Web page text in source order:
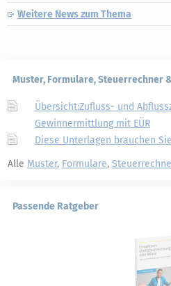
Weitere News zum Thema
Muster, Formulare, Steuerrechner
Übersicht:Zufluss- und
Gewinnermittlung mit EÜR
Diese Unterlagen brauchen
Alle Muster, Formulare,
Passende Ratgeber